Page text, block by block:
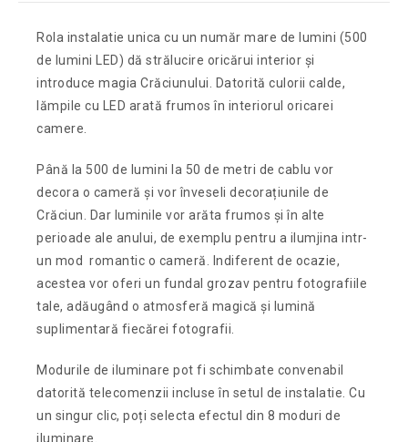
Rola instalatie unica cu un număr mare de lumini (500
de lumini LED) dă strălucire oricărui interior și
introduce magia Crăciunului. Datorită culorii calde,
lămpile cu LED arată frumos în interiorul oricarei
camere.
Până la 500 de lumini la 50 de metri de cablu vor
decora o cameră și vor înveseli decorațiunile de
Crăciun. Dar luminile vor arăta frumos și în alte
perioade ale anului, de exemplu pentru a ilumjina intr-
un mod romantic o cameră. Indiferent de ocazie,
acestea vor oferi un fundal grozav pentru fotografiile
tale, adăugând o atmosferă magică și lumină
suplimentară fiecărei fotografii.
Modurile de iluminare pot fi schimbate convenabil
datorită telecomenzii incluse în setul de instalatie. Cu
un singur clic, poți selecta efectul din 8 moduri de
iluminare.